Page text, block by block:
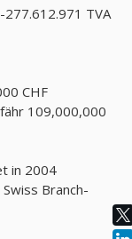
277.612.971 TVA
CHF
109,000,000
in 2004
Swiss Branch-